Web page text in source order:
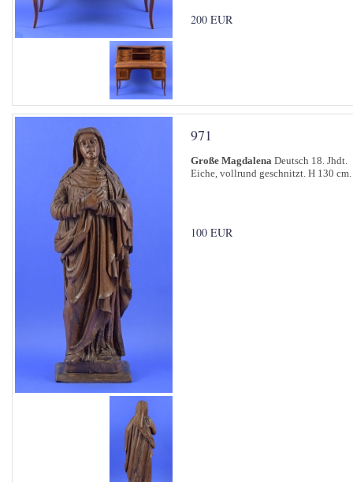
200 EUR
971
Große Magdalena Deutsch 18. Jhdt.
Eiche, vollrund geschnitzt. H 130 cm.
100 EUR